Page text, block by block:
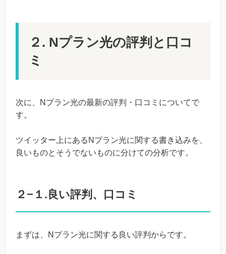
２. Nプラン光の評判と口コ
ミ
次に、Nプラン光の最新の評判・口コミについてで
す。
ツイッター上にあるNプラン光に関する書き込みを、
良いものとそうでないものに分けての分析です。
２−１.良い評判、口コミ
まずは、Nプラン光に関する良い評判からです。